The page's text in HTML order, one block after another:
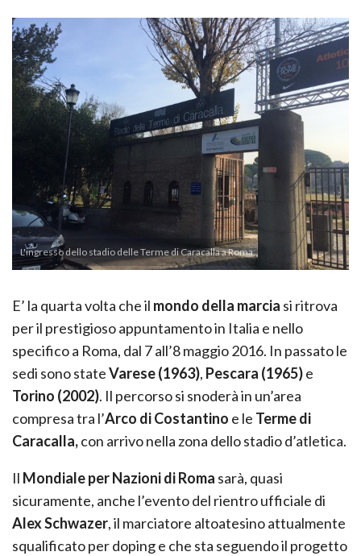
L'ingresso dello stadio delle Terme di Caracalla a Roma
E’ la quarta volta che il mondo della marcia si ritrova
per il prestigioso appuntamento in Italia e nello
specifico a Roma, dal 7 all’8 maggio 2016. In passato le
sedi sono stateVarese (1963), Pescara (1965)e
Torino (2002). Il percorso si snoderà in un’area
compresa tra l’Arco di Costantino e le Terme di
Caracalla,con arrivo nella zona dello stadio d’atletica.
Il Mondiale per Nazioni di Roma sarà, quasi
sicuramente, anche l’evento del rientro ufficiale di
Alex Schwazer, il marciatore altoatesino attualmente
squalificato per doping e che sta seguendo il progetto